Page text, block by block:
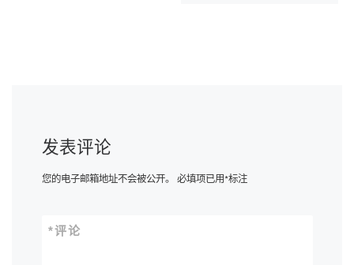
发表评论
您的电子邮箱地址不会被公开。 必填项已用*标注
评论
*